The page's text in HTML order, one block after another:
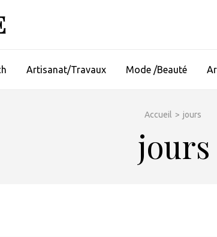
Artisanat/Travaux Mode /Beauté
Accueil > jours
jours